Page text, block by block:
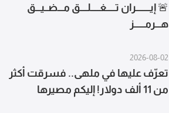
🚨 إيــــــــران تـــــغـــــلــــق مـــضــيـــق
هـــرمــــــز
2026-08-02
تعرّف عليها في ملهى.. فسرقت أكثر
من 11 ألف دولار! إليكم مصيرها